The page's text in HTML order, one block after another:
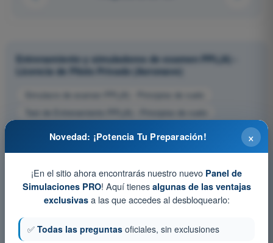
Entrenamiento y simuladores de examen PPL(A) -
Licencia de Piloto Privado (Aeronave)
Simulacro de examen PPL(A) - Principios de vuelo
Test de Entrenamiento PPL(A) - Principios de vuelo
×
Novedad: ¡Potencia Tu Preparación!
¡En el sitio ahora encontrarás nuestro nuevo Panel de
Simulaciones PRO! Aquí tienes algunas de las ventajas
exclusivasa las que accedes al desbloquearlo:
✅ Todas las preguntas oficiales, sin exclusiones